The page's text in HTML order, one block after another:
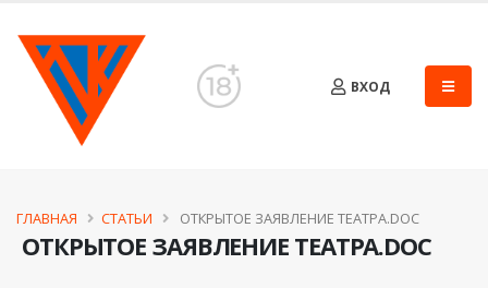
ВХОД
​ ОТКРЫТОЕ ЗАЯВЛЕНИЕ ТЕАТРА.DOC
ГЛАВНАЯ СТАТЬИ ​ ОТКРЫТОЕ ЗАЯВЛЕНИЕ ТЕАТРА.DOC